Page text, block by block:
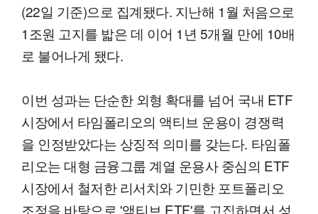
(22일 기준)으로 집계됐다. 지난해 1월 처음으로
1조원 고지를 밟은 데 이어 1년 5개월 만에 10배
로 불어나게 됐다.
이번 성과는 단순한 외형 확대를 넘어 국내 ETF
시장에서 타임폴리오의 액티브 운용이 경쟁력
을 인정받았다는 상징적 의미를 갖는다. 타임폴
리오는 대형 금융그룹 계열 운용사 중심의 ETF
시장에서 철저한 리서치와 기민한 포트폴리오
조정을 바탕으로 '액티브 ETF'를 고집하면서 성